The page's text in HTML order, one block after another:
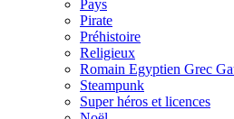
Pays
Pirate
Préhistoire
Religieux
Romain Egyptien Grec
Steampunk
Super héros et licences